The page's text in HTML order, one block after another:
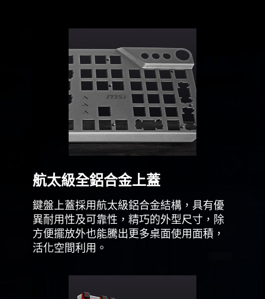
航太級全鋁合金上蓋
鍵盤上蓋採用航太級鋁合金結構，具有優
異耐用性及可靠性，精巧的外型尺寸，除
方便擺放外也能騰出更多桌面使用面積，
活化空間利用。